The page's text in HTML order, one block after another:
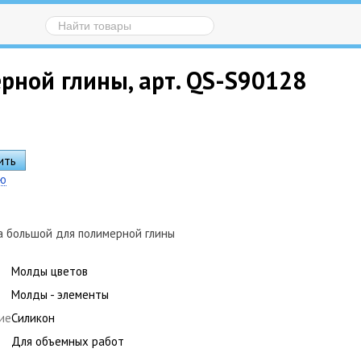
глины, арт. QS-S90128
большой для полимерной глины
Молды цветов
Молды - элементы
Силикон
Для объемных работ